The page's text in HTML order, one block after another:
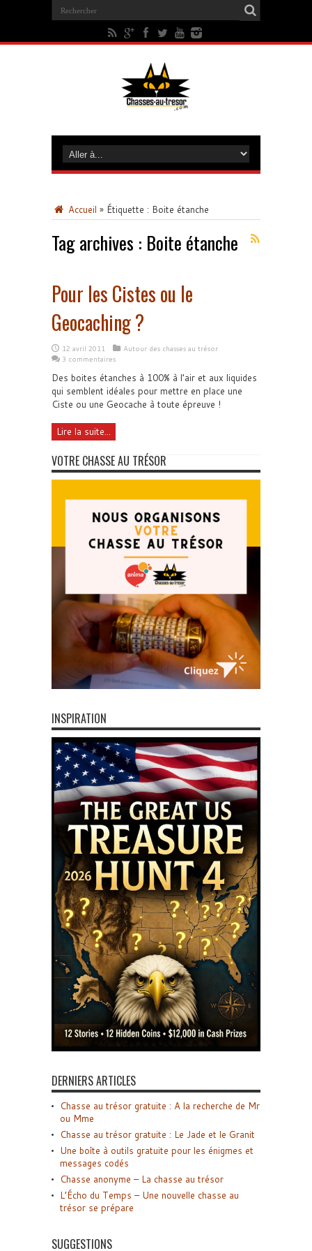
Accueil » Étiquette : Boite étanche
Tag archives : Boite étanche
Pour les Cistes ou le
Geocaching ?
12 avril 2011
Autour des chasses au trésor
3 commentaires
Des boites étanches à 100% à l’air et aux liquides
qui semblent idéales pour mettre en place une
Ciste ou une Geocache à toute épreuve !
Lire la suite...
VOTRE CHASSE AU TRÉSOR
INSPIRATION
DERNIERS ARTICLES
Chasse au trésor gratuite : A la recherche de Mr
ou Mme
Chasse au trésor gratuite : Le Jade et le Granit
Une boîte à outils gratuite pour les énigmes et
messages codés
Chasse anonyme – La chasse au trésor
L’Écho du Temps – Une nouvelle chasse au
trésor se prépare
SUGGESTIONS